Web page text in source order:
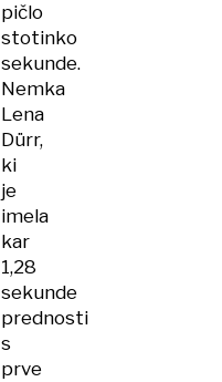
pičlo
stotinko
sekunde.
Nemka
Lena
Dürr,
ki
je
imela
kar
1,28
sekunde
prednosti
s
prve